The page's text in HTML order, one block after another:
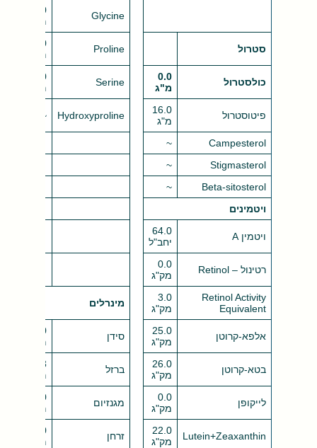
Glycine
38.0
מ"ג
סטרול Proline
28.0
מ"ג
כולסטרול
0.0
מ"ג
Serine
40.0
מ"ג
פיטוסטרול
16.0
מ"ג
Hydroxyproline
~
Campesterol
~
Stigmasterol
~
Beta-sitosterol
~
ויטמינים
ויטמין A
64.0
יחב"ל
רטינול – Retinol
0.0
מק"ג
Retinol Activity
Equivalent
3.0
מק"ג
מינרלים
אלפא-קרוטן
25.0
מק"ג
סידן
5.0
מ"ג
בטא-קרוטן
26.0
מק"ג
ברזל
0.3
מ"ג
לייקופן
0.0
מק"ג
מגנזיום
27.0
מ"ג
Lutein+Zeaxanthin
22.0
מק"ג
זרחן
22.0
מ"ג